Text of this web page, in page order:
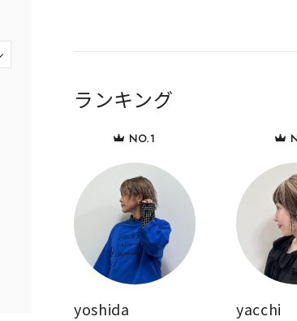
ランキング
yoshida yacchi